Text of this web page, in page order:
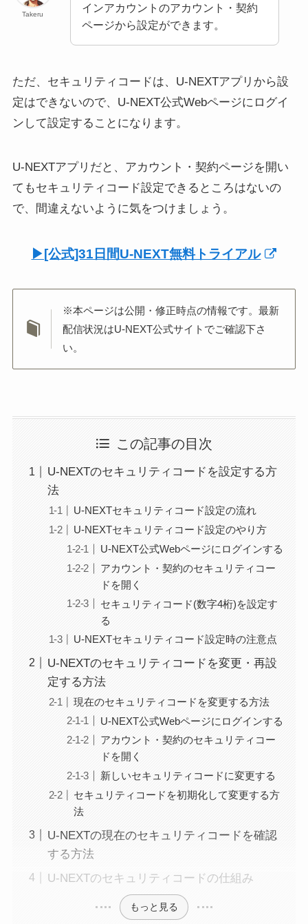
Takeru
インアカウントのアカウント・契約
ページから設定ができます。
ただ、セキュリティコードは、U-NEXTアプリから設
定はできないので、U-NEXT公式Webページにログイ
ンして設定することになります。
U-NEXTアプリだと、アカウント・契約ページを開い
てもセキュリティコード設定できるところはないの
で、間違えないように気をつけましょう。
▶︎[公式]31日間U-NEXT無料トライアル
※本ページは公開・修正時点の情報です。最新
配信状況はU-NEXT公式サイトでご確認下さ
い。
この記事の目次
U-NEXTのセキュリティコードを設定する方
法
U-NEXTセキュリティコード設定の流れ
U-NEXTセキュリティコード設定のやり方
U-NEXT公式Webページにログインする
アカウント・契約のセキュリティコー
ドを開く
セキュリティコード(数字4桁)を設定す
る
U-NEXTセキュリティコード設定時の注意点
U-NEXTのセキュリティコードを変更・再設
定する方法
現在のセキュリティコードを変更する方法
U-NEXT公式Webページにログインする
アカウント・契約のセキュリティコー
ドを開く
新しいセキュリティコードに変更する
セキュリティコードを初期化して変更する方
法
U-NEXTの現在のセキュリティコードを確認
する方法
U-NEXTのセキュリティコードの仕組み
もっと見る